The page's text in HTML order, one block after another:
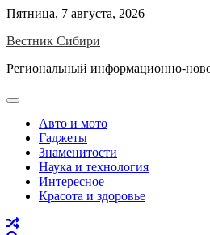
Skip
content
Пятница, 7 августа, 2026
Вестник Сибири
Региональный информационно-
Авто и мото
Гаджеты
Знаменитости
Наука и технология
Интересное
Красота и здоровье